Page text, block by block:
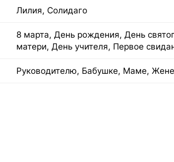
Лилия, Солидаго
8 марта, День рождения, День
матери, День учителя, Первое
Руководителю, Бабушке, Маме,